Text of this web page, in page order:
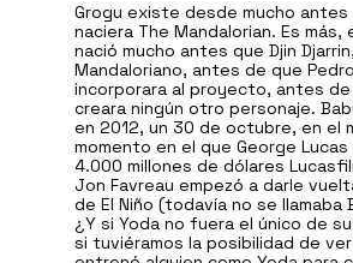
Grogu existe desde mucho antes
naciera The Mandalorian. Es más,
nació mucho antes que Djin
Mandaloriano, antes de que
incorporara al proyecto, antes
creara ningún otro personaje.
en 2012, un 30 de octubre, en el
momento en el que George
4.000 millones de dólares
Jon Favreau empezó a darle
de El Niño (todavía no se llamaba
¿Y si Yoda no fuera el único de
si tuviéramos la posibilidad de